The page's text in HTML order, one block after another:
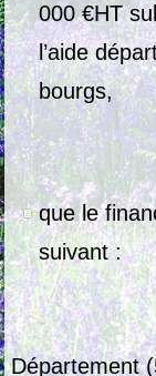
000 €HT
l’aide
bourgs,
que le
suivant :
Département